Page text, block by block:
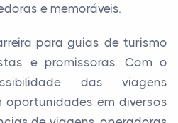
e memoráveis.
para guias de turismo
e promissoras. Com o
das viagens
oportunidades em diversos